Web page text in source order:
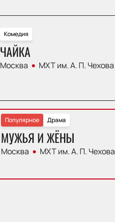
Комедия
ЧАЙКА
Москва МХТ им. А. П. Чехова
Драма
Популярное
МУЖЬЯ И ЖЁНЫ
Москва МХТ им. А. П. Чехова